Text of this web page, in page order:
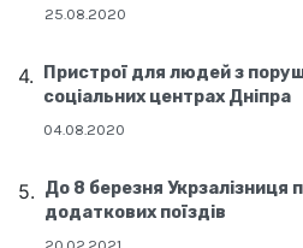
25.08.2020
Пристрої для людей з
соціальних центрах Дніпра
04.08.2020
До 8 березня Укрзалізниця
додаткових поїздів